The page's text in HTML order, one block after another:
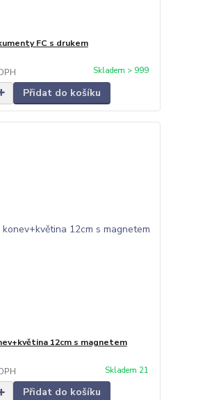
FC s drukem
Skladem > 999
Přidat do košíku
12cm s magnetem
Skladem 21
Přidat do košíku